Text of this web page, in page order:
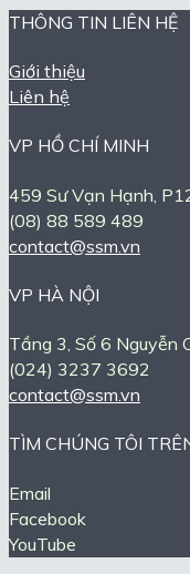
THÔNG TIN LIÊN HỆ
Giới thiệu
Liên hệ
VP HỒ CHÍ MINH
459 Sư Vạn Hạnh,
(08) 88 589 489
contact@ssm.vn
VP HÀ NỘI
Tầng 3, Số 6 Nguyễn
(024) 3237 3692
contact@ssm.vn
TÌM CHÚNG TÔI
Email
Facebook
YouTube